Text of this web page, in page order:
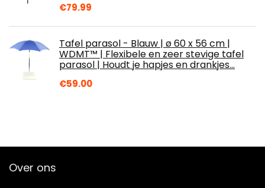
€79.99
Tafel parasol - Blauw | ø 60 x 56 cm |
WDMT™ | Flexibele en zeer stevige tafel
parasol | Houdt je hapjes en drankjes…
€59.00
Over ons